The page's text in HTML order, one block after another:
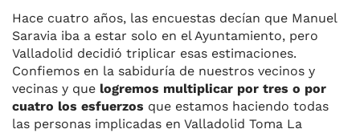
Hace cuatro años, las encuestas decían que Manuel
Saravia iba a estar solo en el Ayuntamiento, pero
Valladolid decidió triplicar esas estimaciones.
Confiemos en la sabiduría de nuestros vecinos y
vecinas y que logremos multiplicar por tres o por
cuatro los esfuerzos que estamos haciendo todas
las personas implicadas en Valladolid Toma La